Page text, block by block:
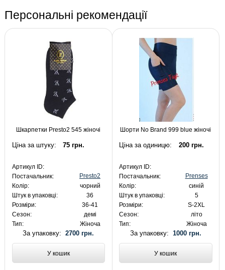
Персональні рекомендації
Шкарпетки Presto2 545 жіночі
Ціна за штуку: 75 грн.
Артикул ID:
Постачальник:
Presto2
Колір:
чорний
Штук в упаковці:
36
Розміри:
36-41
Сезон:
демі
Тип:
Жіноча
За упаковку:2700 грн.
У кошик
Шорти No Brand 999 blue жіночі
Ціна за одиницю: 200 грн.
Артикул ID:
Постачальник:
Prenses
Колір:
синій
Штук в упаковці:
5
Розміри:
S-2XL
Сезон:
літо
Тип:
Жіноча
За упаковку: 1000 грн.
У кошик